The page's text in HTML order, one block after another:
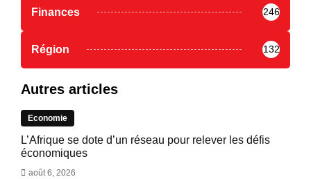
Finances 246
Région 132
Autres articles
Economie
L’Afrique se dote d’un réseau pour relever les défis
économiques
août 6, 2026